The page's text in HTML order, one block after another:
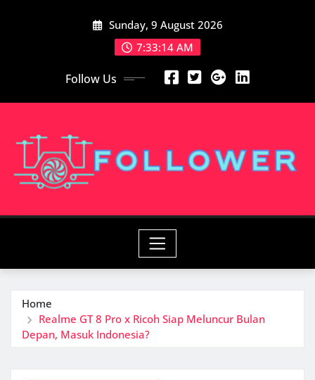
Sunday, 9 August 2026
7:33:16 AM
Follow Us
Home
Realme GT 8 Pro x Ricoh Siap Meluncur Bulan
Depan, Masuk Indonesia?